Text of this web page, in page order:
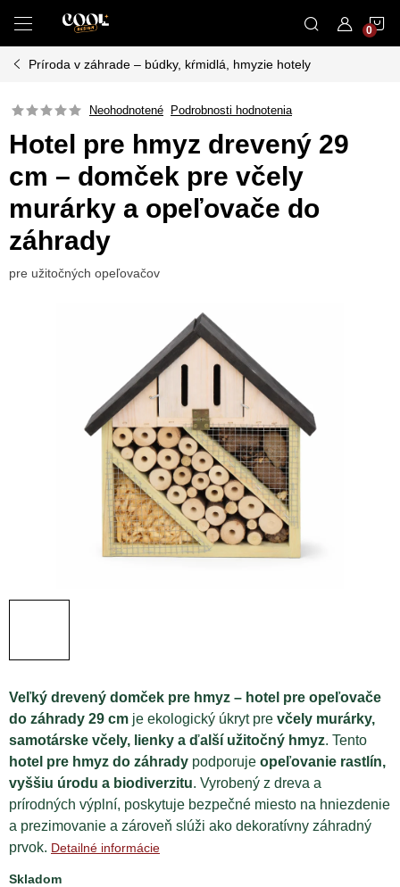
obsah
Príroda v záhrade – búdky, kŕmidlá, hmyzie hotely
Neohodnotené Podrobnosti hodnotenia
Hotel pre hmyz drevený 29
cm – domček pre včely
murárky a opeľovače do
záhrady
pre užitočných opeľovačov
Veľký drevený domček pre hmyz – hotel pre opeľovače
do záhrady 29 cm je ekologický úkryt pre včely murárky,
samotárske včely, lienky a ďalší užitočný hmyz. Tento
hotel pre hmyz do záhrady podporuje opeľovanie rastlín,
vyššiu úrodu a biodiverzitu. Vyrobený z dreva a
prírodných výplní, poskytuje bezpečné miesto na hniezdenie
a prezimovanie a zároveň slúži ako dekoratívny záhradný
prvok. Detailné informácie
Skladom